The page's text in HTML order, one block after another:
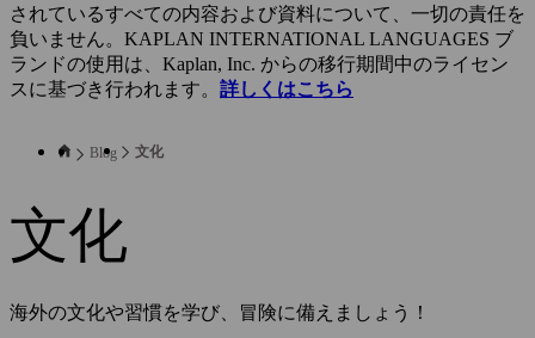
されているすべての内容および資料について、一切の責任を
負いません。KAPLAN INTERNATIONAL LANGUAGES ブ
ランドの使用は、Kaplan, Inc. からの移行期間中のライセン
スに基づき行われます。 詳しくはこちら
Blog 文化
文化
海外の文化や習慣を学び、冒険に備えましょう！